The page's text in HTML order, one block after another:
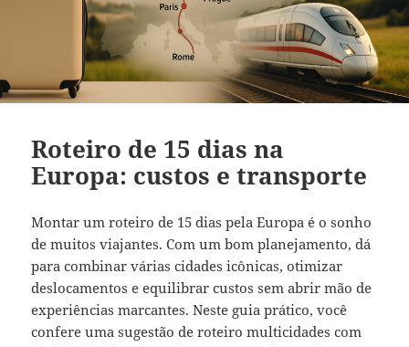
Roteiro de 15 dias na
Europa: custos e transporte
Montar um roteiro de 15 dias pela Europa é o sonho
de muitos viajantes. Com um bom planejamento, dá
para combinar várias cidades icônicas, otimizar
deslocamentos e equilibrar custos sem abrir mão de
experiências marcantes. Neste guia prático, você
confere uma sugestão de roteiro multicidades com